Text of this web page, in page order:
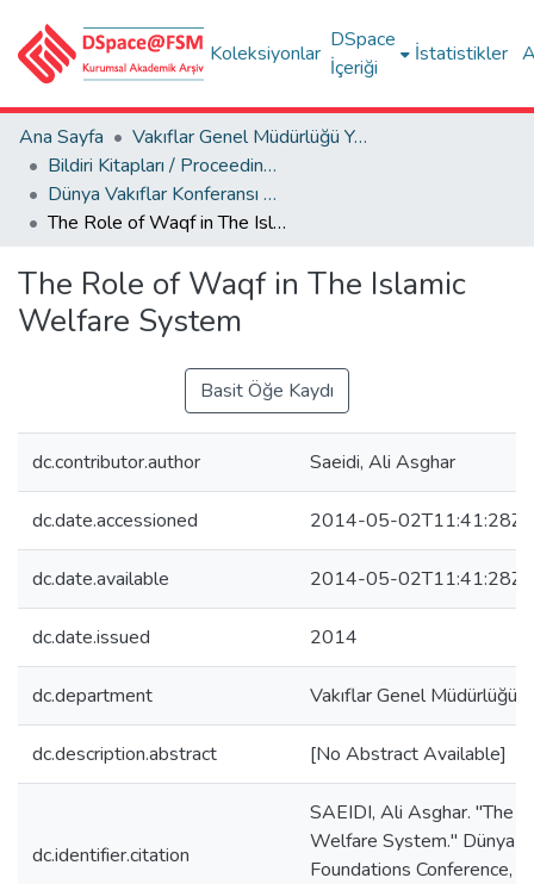
Koleksiyonlar
DSpace
İçeriği
İstatistikler
Ana Sayfa
Vakıflar Genel Müdürlüğü Yayınları
Bildiri Kitapları / Proceedings Books
Dünya Vakıflar Konferansı = World Foundations Conference, 23-24 Eylül/September 2013
The Role of Waqf in The Islamic Welfare System
The Role of Waqf in The Islamic
Welfare System
Basit Öğe Kaydı
dc.contributor.author Saeidi, Ali Asghar
dc.date.accessioned 2014-05-02T11:41:28Z
dc.date.available 2014-05-02T11:41:28Z
dc.date.issued 2014
dc.department Vakıflar Genel Müdürlüğü
dc.description.abstract [No Abstract Available]
dc.identifier.citation
SAEIDI, Ali Asghar. "The
Welfare System." Dünya
Foundations Conference,